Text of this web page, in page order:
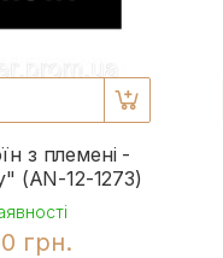
з племені -
(AN-12-1273)
грн.